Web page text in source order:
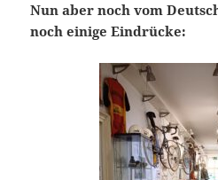
Nun aber noch vom
noch einige Eindrücke: